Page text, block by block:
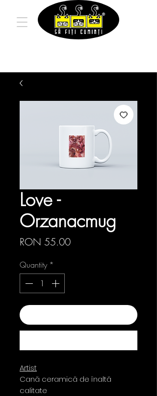
Love -
Orzanacmug
RON 55.00Price
Quantity *
Artist
Cană ceramică de înaltă
calitate